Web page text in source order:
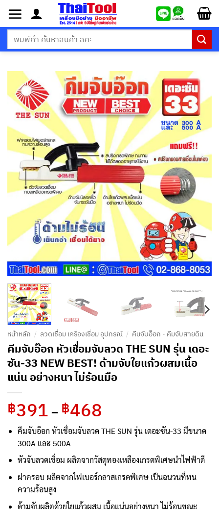
ยัง
เนื้อหา
ค้นหา:
หน้าหลัก / ลวดเชื่อม เครื่องเชื่อม อุปกรณ์ / คีมจับอ็อก - คีมจับสายดิน
คีมจับอ๊อก หัวเชื่อมจับลวด THE SUN รุ่น เดอะ
ซัน-33 NEW BEST! ด้ามจับใยแก้วผสมเนื้อ
แน่น อย่างหนา ไม่ร้อนมือ
฿391 – ฿468
฿391
through
฿468
คีมจับอ๊อก หัวเชื่อมจับลวด THE SUN รุ่น เดอะซัน-33 มีขนาด
300A และ 500A
หัวจับลวดเชื่อม ผลิตจากวัสดุทองเหลืองเกรดพิเศษนำไฟฟ้าดี
ฝาครอบ ผลิตจากไฟเบอร์กลาสเกรดพิเศษ เป็นฉนวนที่ทน
ความร้อนสูง
ด้ามจับผลิตด้วยใยแก้วผสม เนื้อแน่นอย่างหนา ไม่ร้อนขณะ